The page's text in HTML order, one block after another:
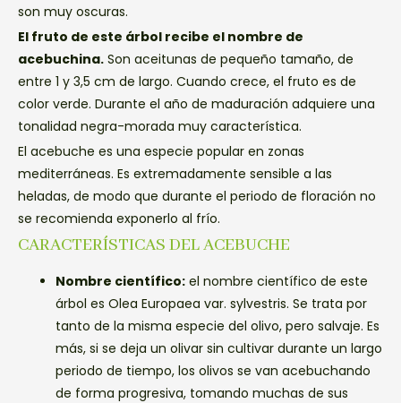
son muy oscuras.
El fruto de este árbol recibe el nombre de
acebuchina. Son aceitunas de pequeño tamaño, de
entre 1 y 3,5 cm de largo. Cuando crece, el fruto es de
color verde. Durante el año de maduración adquiere una
tonalidad negra-morada muy característica.
El acebuche es una especie popular en zonas
mediterráneas. Es extremadamente sensible a las
heladas, de modo que durante el periodo de floración no
se recomienda exponerlo al frío.
CARACTERÍSTICAS DEL ACEBUCHE
Nombre científico: el nombre científico de este
árbol es Olea Europaea var. sylvestris. Se trata por
tanto de la misma especie del olivo, pero salvaje. Es
más, si se deja un olivar sin cultivar durante un largo
periodo de tiempo, los olivos se van acebuchando
de forma progresiva, tomando muchas de sus